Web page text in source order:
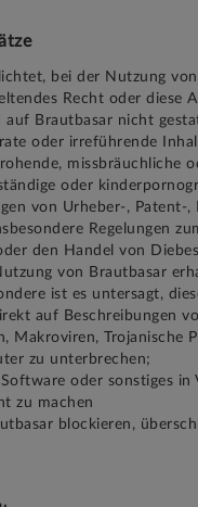
bei der Nutzung
Recht oder diese
auf Brautbasar nicht
oder irreführende
missbräuchliche
oder
von Urheber-,
Regelungen
den Handel von
von Brautbasar
ist es untersagt,
auf Beschreibungen
Makroviren, Trojanische
zu unterbrechen;
oder sonstiges
zu machen
blockieren,